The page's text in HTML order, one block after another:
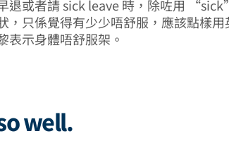
退或者請 sick leave 時，除咗用
，只係覺得有少少唔舒服，應該點樣用
表示身體唔舒服架。
well.